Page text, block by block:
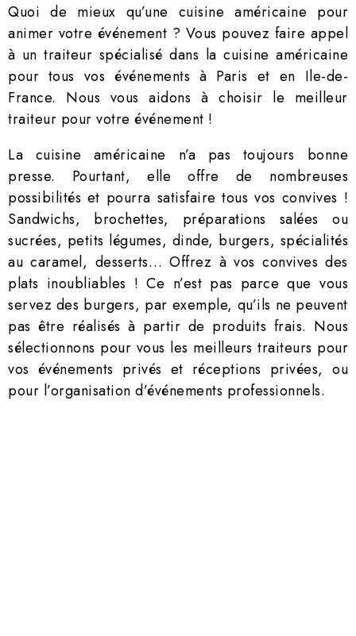
Quoi de mieux qu’une cuisine américaine pour
animer votre événement ? Vous pouvez faire appel
à un traiteur spécialisé dans la cuisine américaine
pour tous vos événements à Paris et en Ile-de-
France. Nous vous aidons à choisir le meilleur
traiteur pour votre événement !
La cuisine américaine n’a pas toujours bonne
presse. Pourtant, elle offre de nombreuses
possibilités et pourra satisfaire tous vos convives !
Sandwichs, brochettes, préparations salées ou
sucrées, petits légumes, dinde, burgers, spécialités
au caramel, desserts… Offrez à vos convives des
plats inoubliables !Ce n’est pas parce que vous
servez des burgers, par exemple, qu’ils ne peuvent
pas être réalisés à partir de produits frais. Nous
sélectionnons pour vous les meilleurs traiteurs pour
vos événements privés et réceptions privées, ou
pour l’organisation d’événements professionnels.